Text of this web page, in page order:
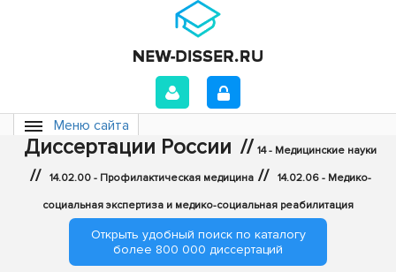
Меню сайта
Диссертации России // 14 - Медицинские науки
// 14.02.00 - Профилактическая медицина // 14.02.06 - Медико-
социальная экспертиза и медико-социальная реабилитация
Открыть удобный поиск по каталогу
более 800 000 диссертаций